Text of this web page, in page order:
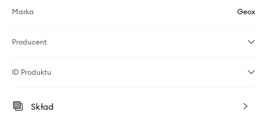
Marka Geox
Producent
ID Produktu
Skład